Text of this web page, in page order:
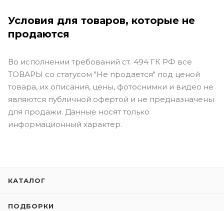
Условия для товаров, которые не
продаются
Во исполнении требований ст. 494 ГК РФ все
ТОВАРЫ со статусом "Не продается" под ценой
товара, их описания, цены, фотоснимки и видео не
являются публичной офертой и не предназначены
для продажи. Данные носят только
информационный характер.
КАТАЛОГ
ПОДБОРКИ